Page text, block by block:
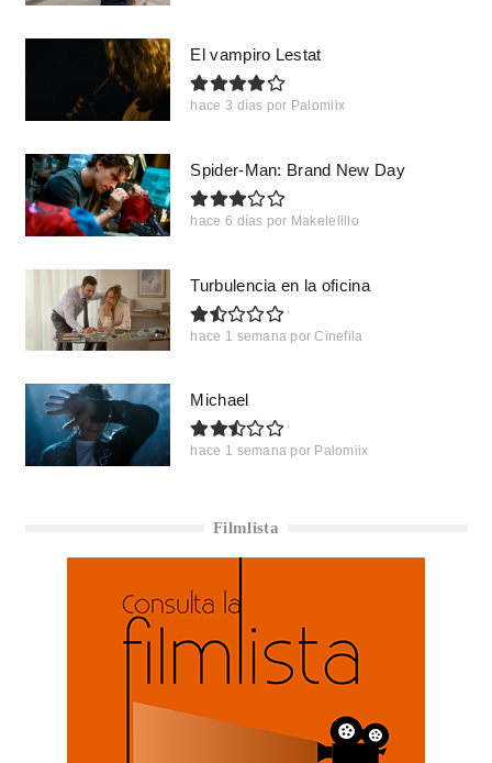
El vampiro Lestat
hace 3 días por Palomiix
Spider-Man: Brand New Day
hace 6 días por Makelelillo
Turbulencia en la oficina
hace 1 semana por Cinefila
Michael
hace 1 semana por Palomiix
Filmlista